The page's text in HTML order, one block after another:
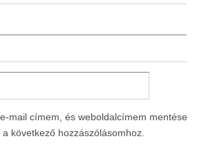
mail címem, és weboldalcímem mentése a
következő hozzászólásomhoz.